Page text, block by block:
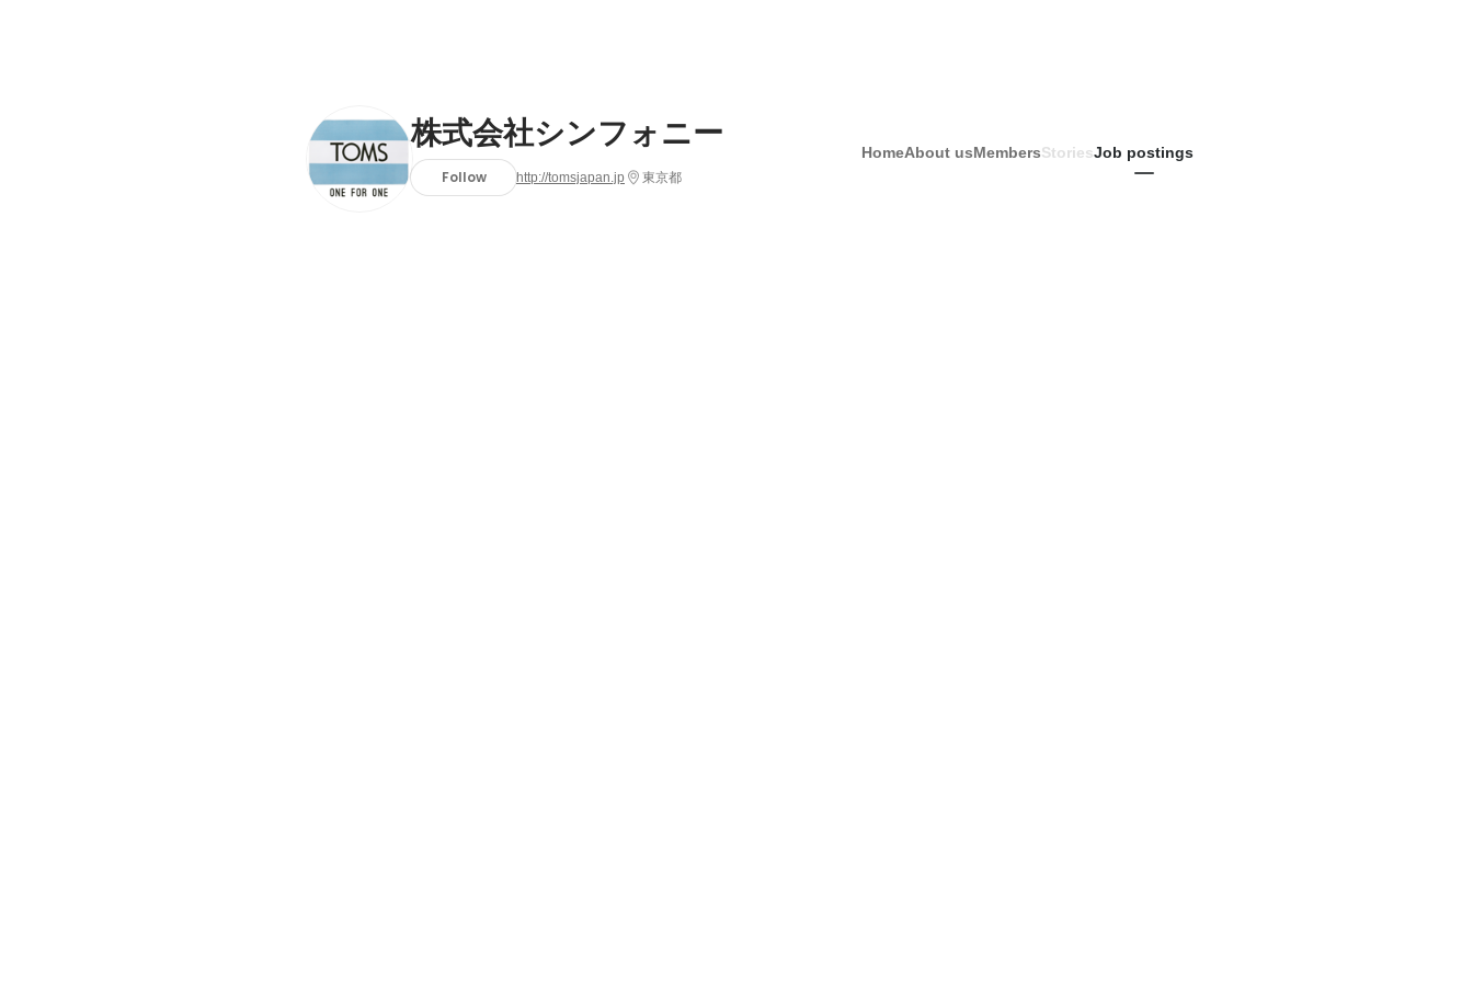
株式会社シンフォニー
Follow http://tomsjapan.jp 東京都
HomeAbout usMembersStoriesJob postings